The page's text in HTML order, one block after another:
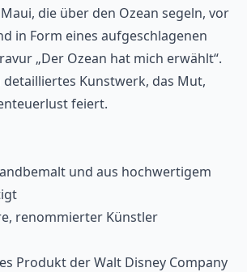
die über den Ozean segeln, vor
in Form eines aufgeschlagenen
„Der Ozean hat mich erwählt“.
Kunstwerk, das Mut,
feiert.
und aus hochwertigem
renommierter Künstler
Produkt der Walt Disney Company